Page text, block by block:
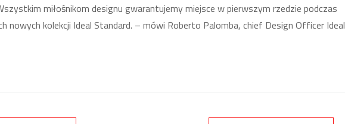
miłośnikom designu gwarantujemy miejsce w pierwszym rzedzie podczas
nowych kolekcji Ideal Standard. – mówi Roberto Palomba, chief Design Officer Ideal